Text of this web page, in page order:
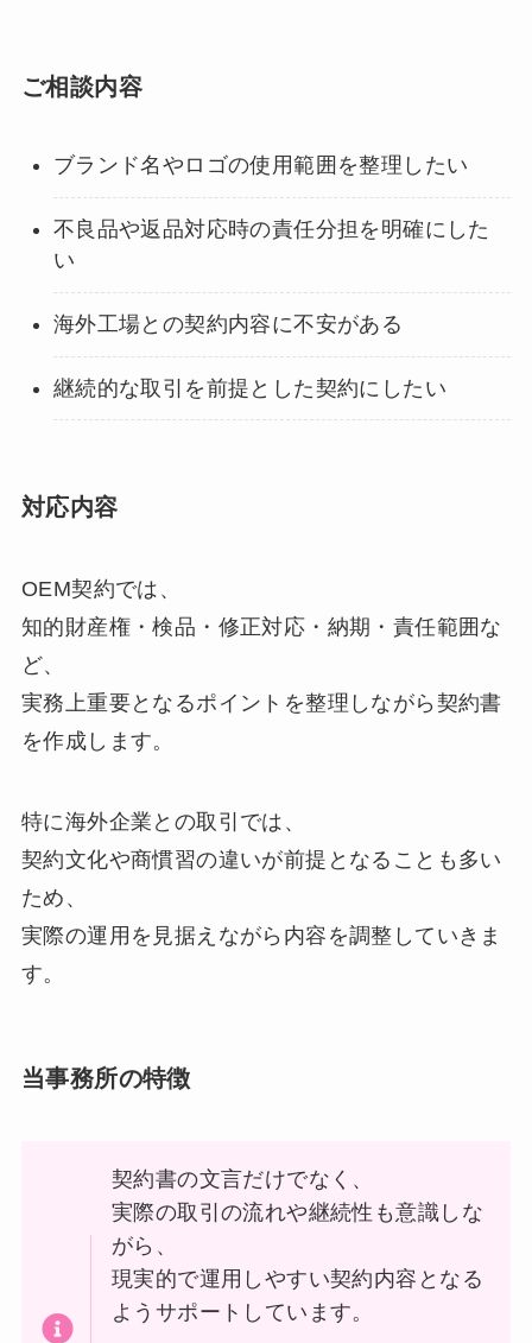
ご相談内容
ブランド名やロゴの使用範囲を整理したい
不良品や返品対応時の責任分担を明確にした
い
海外工場との契約内容に不安がある
継続的な取引を前提とした契約にしたい
対応内容
OEM契約では、
知的財産権・検品・修正対応・納期・責任範囲な
ど、
実務上重要となるポイントを整理しながら契約書
を作成します。
特に海外企業との取引では、
契約文化や商慣習の違いが前提となることも多い
ため、
実際の運用を見据えながら内容を調整していきま
す。
当事務所の特徴
契約書の文言だけでなく、
実際の取引の流れや継続性も意識しな
がら、
現実的で運用しやすい契約内容となる
ようサポートしています。